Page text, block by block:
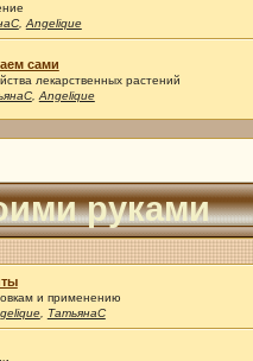
, Angelique
сами
лекарственных растений
, Angelique
руками
и применению
, ТатьянаС